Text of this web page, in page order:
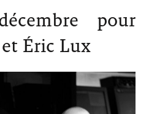
pour
Éric Lux